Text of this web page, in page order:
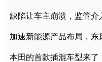
缺陷让车主崩溃，监管介
加速新能源产品布局，东
本田的首款插混车型来